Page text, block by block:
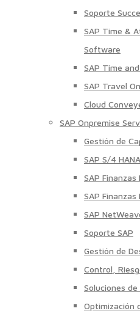
Soporte
SAP Time &
Software
SAP Time
SAP Travel
Cloud
SAP Onpremise
Gestión de
SAP S/4
SAP
SAP Finanzas
SAP
Soporte SAP
Gestión de
Control,
Soluciones
Optimización